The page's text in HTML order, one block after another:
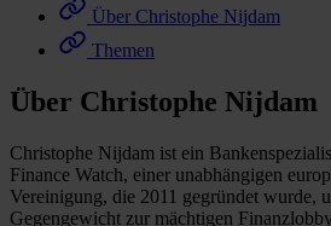
Über Christophe Nijdam
Themen
Über Christophe Nijdam
Christophe Nijdam ist ein
Finance Watch, einer unabhängigen
Vereinigung, die 2011 gegründet wurde,
Gegengewicht zur mächtigen